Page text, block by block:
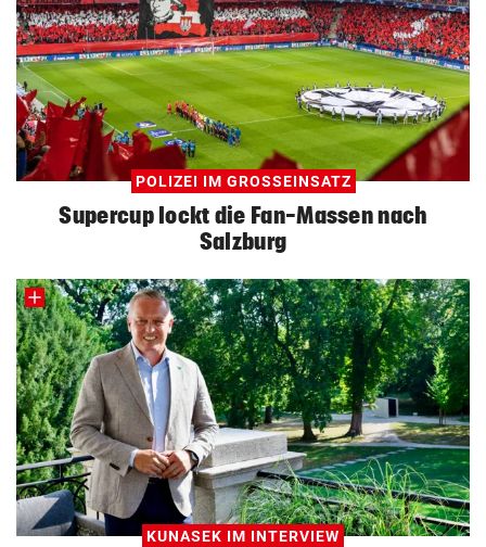
POLIZEI IM GROSSEINSATZ
Supercup lockt die Fan-Massen nach
Salzburg
KUNASEK IM INTERVIEW